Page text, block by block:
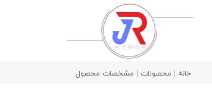
خانه | محصولات | مشخصات محصول